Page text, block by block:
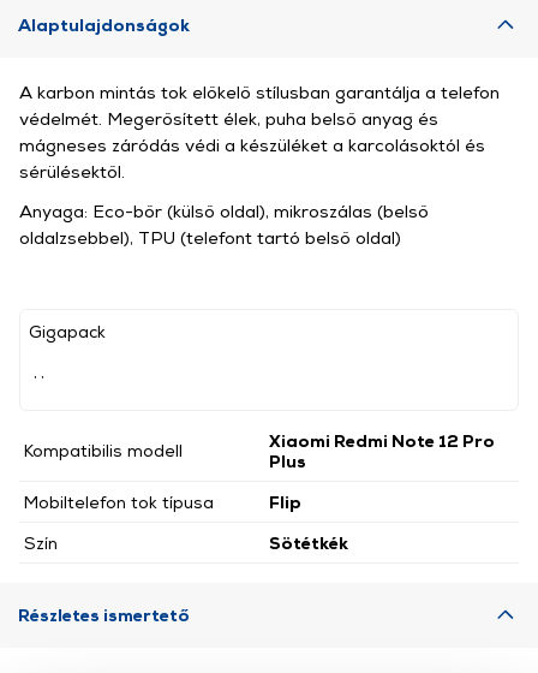
Alaptulajdonságok
Gigapack
Kompatibilis modell
Xiaomi Redmi Note 12 Pro
Plus
Mobiltelefon tok típusa
Flip
Szín
Sötétkék
A karbon mintás tok előkelő stílusban garantálja a telefon
védelmét. Megerősített élek, puha belső anyag és
mágneses záródás védi a készüléket a karcolásoktól és
sérülésektől.
Anyaga: Eco-bőr (külső oldal), mikroszálas (belső
oldalzsebbel), TPU (telefont tartó belső oldal)
Részletes ismertető